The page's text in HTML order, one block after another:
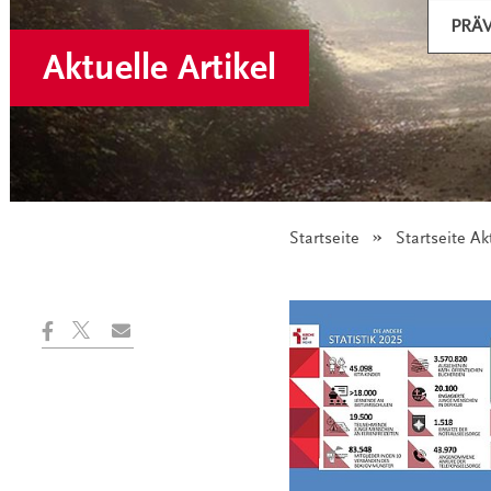
Aktuelle Artikel
Startseite Startseite